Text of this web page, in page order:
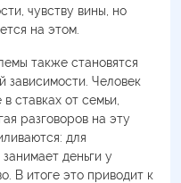
чувству вины, но
на этом.
также становятся
зависимости. Человек
ставках от семьи,
разговоров на эту
для
деньги у
В итоге это приводит к